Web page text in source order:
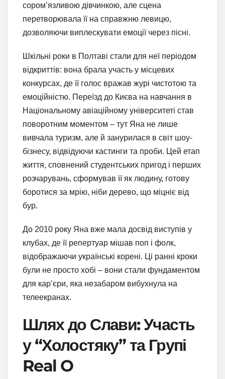
сором’язливою дівчинкою, але сцена
перетворювала її на справжню левицю,
дозволяючи виплескувати емоції через пісні.
Шкільні роки в Полтаві стали для неї періодом
відкриттів: вона брала участь у місцевих
конкурсах, де її голос вражав журі чистотою та
емоційністю. Переїзд до Києва на навчання в
Національному авіаційному університеті став
поворотним моментом – тут Яна не лише
вивчала туризм, але й занурилася в світ шоу-
бізнесу, відвідуючи кастинги та проби. Цей етап
життя, сповнений студентських пригод і перших
розчарувань, сформував її як людину, готову
боротися за мрію, ніби дерево, що міцніє від
бур.
До 2010 року Яна вже мала досвід виступів у
клубах, де її репертуар мішав поп і фолк,
відображаючи українські корені. Ці ранні кроки
були не просто хобі – вони стали фундаментом
для кар’єри, яка незабаром вибухнула на
телеекранах.
Шлях до Слави: Участь
у “Холостяку” та Групі
Real O